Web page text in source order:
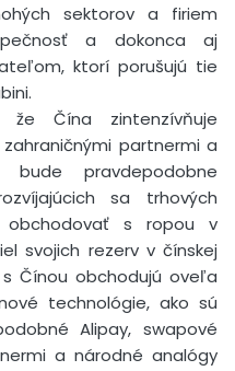
sektorov a firiem
a dokonca aj
ktorí porušujú tie
že Čína zintenzívňuje
partnermi a
pravdepodobne
sa trhových
obchodovať s ropou v
svojich rezerv v čínskej
Čínou obchodujú oveľa
technológie, ako sú
Alipay, swapové
a národné analógy